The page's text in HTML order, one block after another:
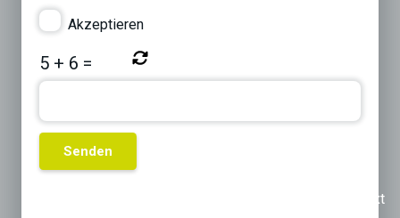
Akzeptieren
5 + 6 =
Next